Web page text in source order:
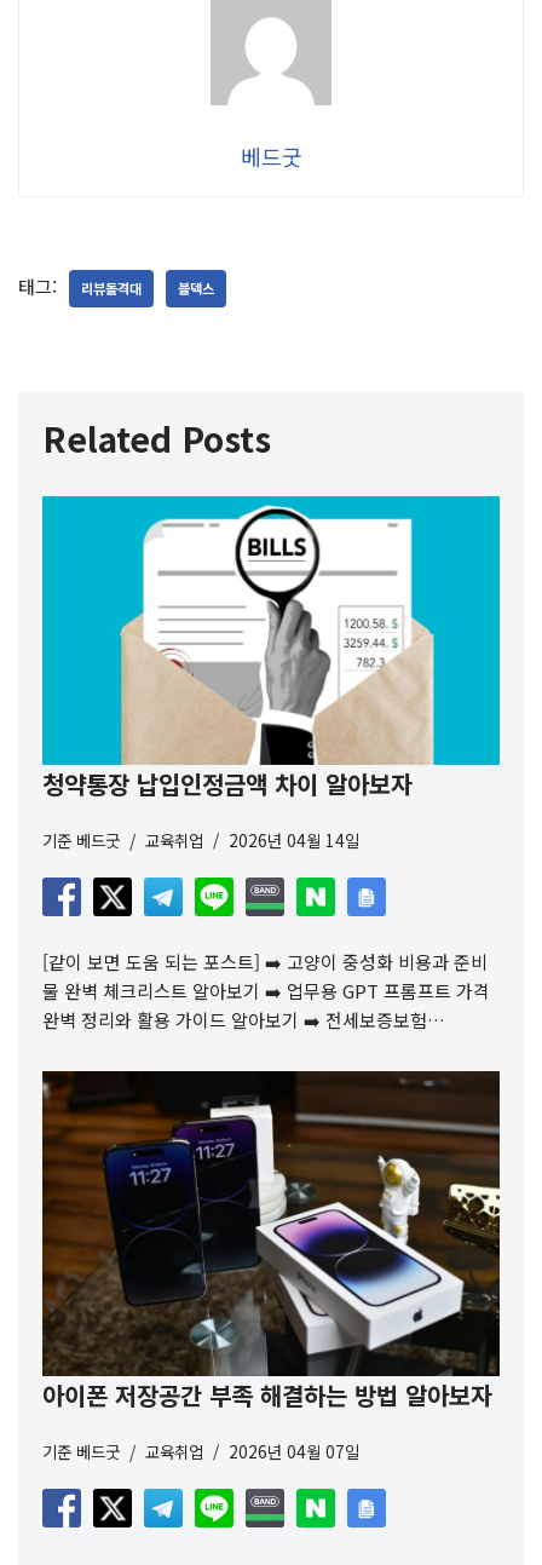
베드굿
태그: 리뷰돌격대 블덱스
Related Posts
청약통장 납입인정금액 차이 알아보자
기준 베드굿 교육취업 2026년 04월 14일
[같이 보면 도움 되는 포스트] ➡️ 고양이 중성화 비용과 준비
물 완벽 체크리스트 알아보기 ➡️ 업무용 GPT 프롬프트 가격
완벽 정리와 활용 가이드 알아보기 ➡️ 전세보증보험…
아이폰 저장공간 부족 해결하는 방법 알아보자
기준 베드굿 교육취업 2026년 04월 07일